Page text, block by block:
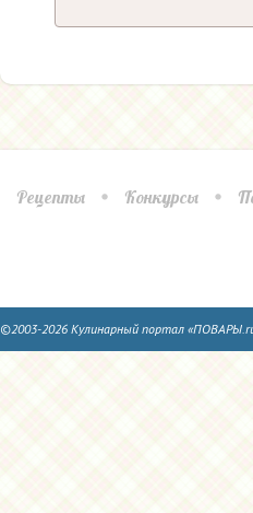
Рецепты Конкурсы
©2003-2026 Кулинарный портал